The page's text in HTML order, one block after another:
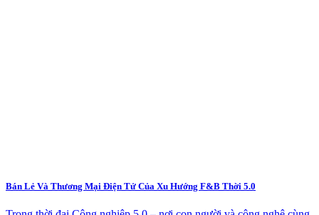
Bán Lẻ Và Thương Mại Điện Tử Của Xu Hướng F&B Thời 5.0